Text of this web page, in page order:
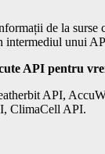
de la surse
intermediul unui
API pentru
API,
ClimaCell API.